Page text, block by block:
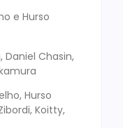
e Hurso
Chasin,
Hurso
Koitty,